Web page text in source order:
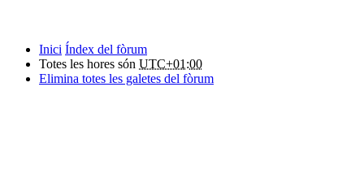
Inici Índex del fòrum
Totes les hores són UTC+01:00
Elimina totes les galetes del fòrum